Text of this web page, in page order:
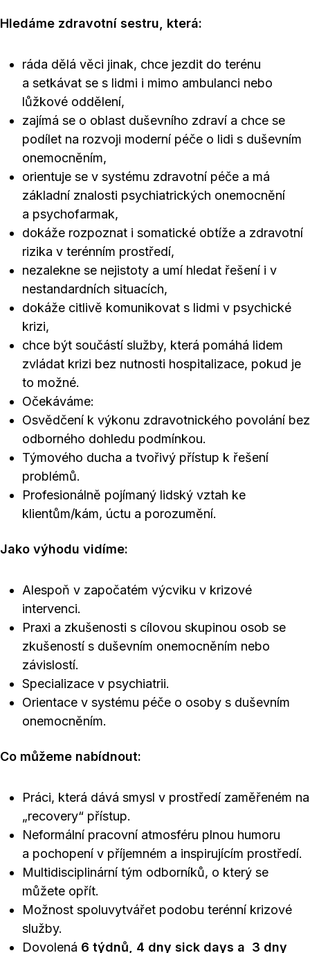
Hledáme zdravotní sestru, která:
ráda dělá věci jinak, chce jezdit do terénu
a setkávat se s lidmi i mimo ambulanci nebo
lůžkové oddělení,
zajímá se o oblast duševního zdraví a chce se
podílet na rozvoji moderní péče o lidi s duševním
onemocněním,
orientuje se v systému zdravotní péče a má
základní znalosti psychiatrických onemocnění
a psychofarmak,
dokáže rozpoznat i somatické obtíže a zdravotní
rizika v terénním prostředí,
nezalekne se nejistoty a umí hledat řešení i v
nestandardních situacích,
dokáže citlivě komunikovat s lidmi v psychické
krizi,
chce být součástí služby, která pomáhá lidem
zvládat krizi bez nutnosti hospitalizace, pokud je
to možné.
Očekáváme:
Osvědčení k výkonu zdravotnického povolání bez
odborného dohledu podmínkou.
Týmového ducha a tvořivý přístup k řešení
problémů.
Profesionálně pojímaný lidský vztah ke
klientům/kám, úctu a porozumění.
Jako výhodu vidíme:
Alespoň v započatém výcviku v krizové
intervenci.
Praxi a zkušenosti s cílovou skupinou osob se
zkušeností s duševním onemocněním nebo
závislostí.
Specializace v psychiatrii.
Orientace v systému péče o osoby s duševním
onemocněním.
Co můžeme nabídnout:
Práci, která dává smysl v prostředí zaměřeném na
„recovery“ přístup.
Neformální pracovní atmosféru plnou humoru
a pochopení v příjemném a inspirujícím prostředí.
Multidisciplinární tým odborníků, o který se
můžete opřít.
Možnost spoluvytvářet podobu terénní krizové
služby.
Dovolená 6 týdnů, 4 dny sick days a 3 dny